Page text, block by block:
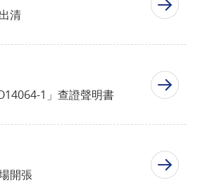
清
1」查證聲明書
開張